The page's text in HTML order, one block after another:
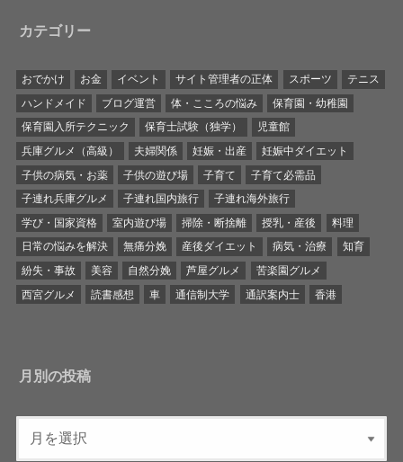
カテゴリー
おでかけ お金 イベント サイト管理者の正体 スポーツ
テニス
ハンドメイド
ブログ運営 体・こころの悩み
保育園・幼稚園
保育園入所テクニック
保育士試験（独学）
児童館
兵庫グルメ（高級）
夫婦関係 妊娠・出産
妊娠中ダイエット
子供の病気・お薬
子供の遊び場 子育て
子育て必需品
子連れ兵庫グルメ
子連れ国内旅行
子連れ海外旅行
学び・国家資格
室内遊び場 掃除・断捨離 授乳・産後
料理
日常の悩みを解決
無痛分娩 産後ダイエット 病気・治療
知育
紛失・事故
美容 自然分娩 芦屋グルメ
苦楽園グルメ
西宮グルメ
読書感想 車 通信制大学 通訳案内士 香港
月別の投稿